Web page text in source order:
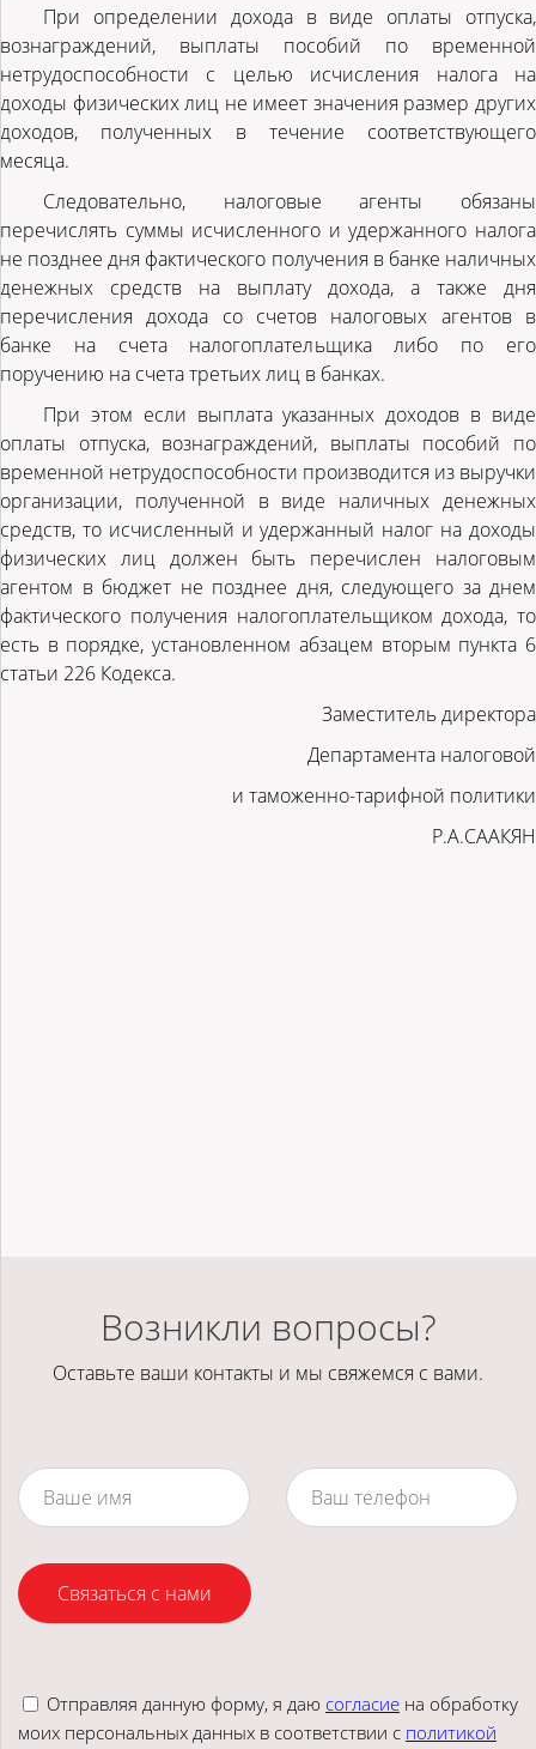
При определении дохода в виде оплаты отпуска,
вознаграждений, выплаты пособий по временной
нетрудоспособности с целью исчисления налога на
доходы физических лиц не имеет значения размер других
доходов, полученных в течение соответствующего
месяца.
Следовательно, налоговые агенты обязаны
перечислять суммы исчисленного и удержанного налога
не позднее дня фактического получения в банке наличных
денежных средств на выплату дохода, а также дня
перечисления дохода со счетов налоговых агентов в
банке на счета налогоплательщика либо по его
поручению на счета третьих лиц в банках.
При этом если выплата указанных доходов в виде
оплаты отпуска, вознаграждений, выплаты пособий по
временной нетрудоспособности производится из выручки
организации, полученной в виде наличных денежных
средств, то исчисленный и удержанный налог на доходы
физических лиц должен быть перечислен налоговым
агентом в бюджет не позднее дня, следующего за днем
фактического получения налогоплательщиком дохода, то
есть в порядке, установленном абзацем вторым пункта 6
статьи 226 Кодекса.
Заместитель директора
Департамента налоговой
и таможенно-тарифной политики
Р.А.СААКЯН
Возникли вопросы?
Оставьте ваши контакты и мы свяжемся с вами.
Связаться с нами
Отправляя данную форму, я даю согласие на обработку
моих персональных данных в соответствии с политикой